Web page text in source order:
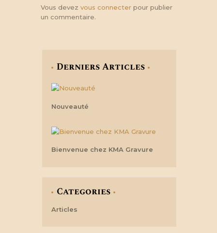
Vous devez vous connecter pour publier
un commentaire.
Derniers Articles
Nouveauté
Bienvenue chez KMA Gravure
Categories
Articles